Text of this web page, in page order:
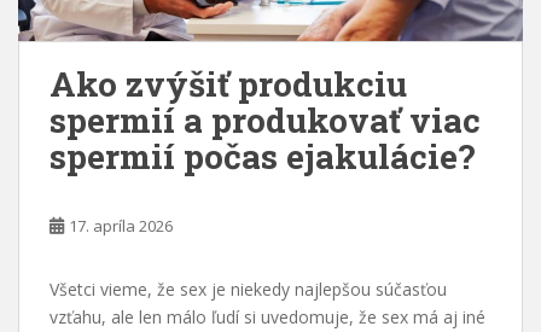
Ako zvýšiť produkciu
spermií a produkovať viac
spermií počas ejakulácie?
17. apríla 2026
Všetci vieme, že sex je niekedy najlepšou súčasťou
vzťahu, ale len málo ľudí si uvedomuje, že sex má aj iné